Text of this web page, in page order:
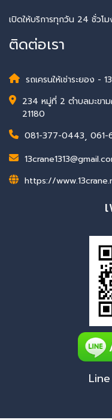
เปิดให้บริการทุกวัน 24 ชั่วโม
ติดต่อเรา
รถเครนให้เช่าระยอง -
234 หมู่ที่ 2 ตำบลมะขา
21180
081-377-0443, 061-
https://